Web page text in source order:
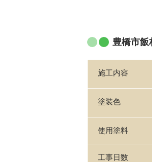
豊橋市
施工内容
塗装色
使用塗料
工事日数